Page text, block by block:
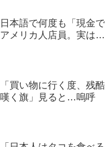
日本語で何度も「現金
アメリカ人店員。実は…
「買い物に行く度、残
嘆く旗」見ると…嗚呼